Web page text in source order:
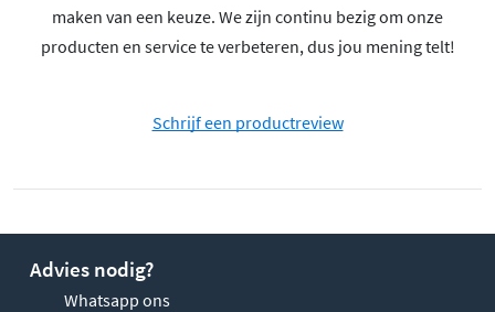
maken van een keuze. We zijn continu bezig om onze
producten en service te verbeteren, dus jou mening telt!
Schrijf een productreview
Advies nodig?
Whatsapp ons